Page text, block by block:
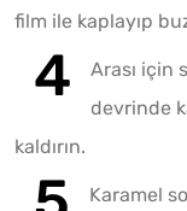
film ile kaplayıp
Arası için
devrinde
kaldırın.
Karamel